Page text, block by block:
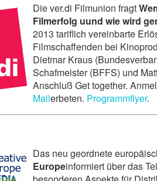
Die ver.di Filmunion fragt
Filmerfolg uund wie wird
2013 tariflich vereinbarte
Filmschaffenden bei
Dietmar Kraus
Schafmeister (BFFS) und
Anschluß Get together.
Mailerbeten. Programmflyer.
Das neu geordnete
Europeinformiert über das